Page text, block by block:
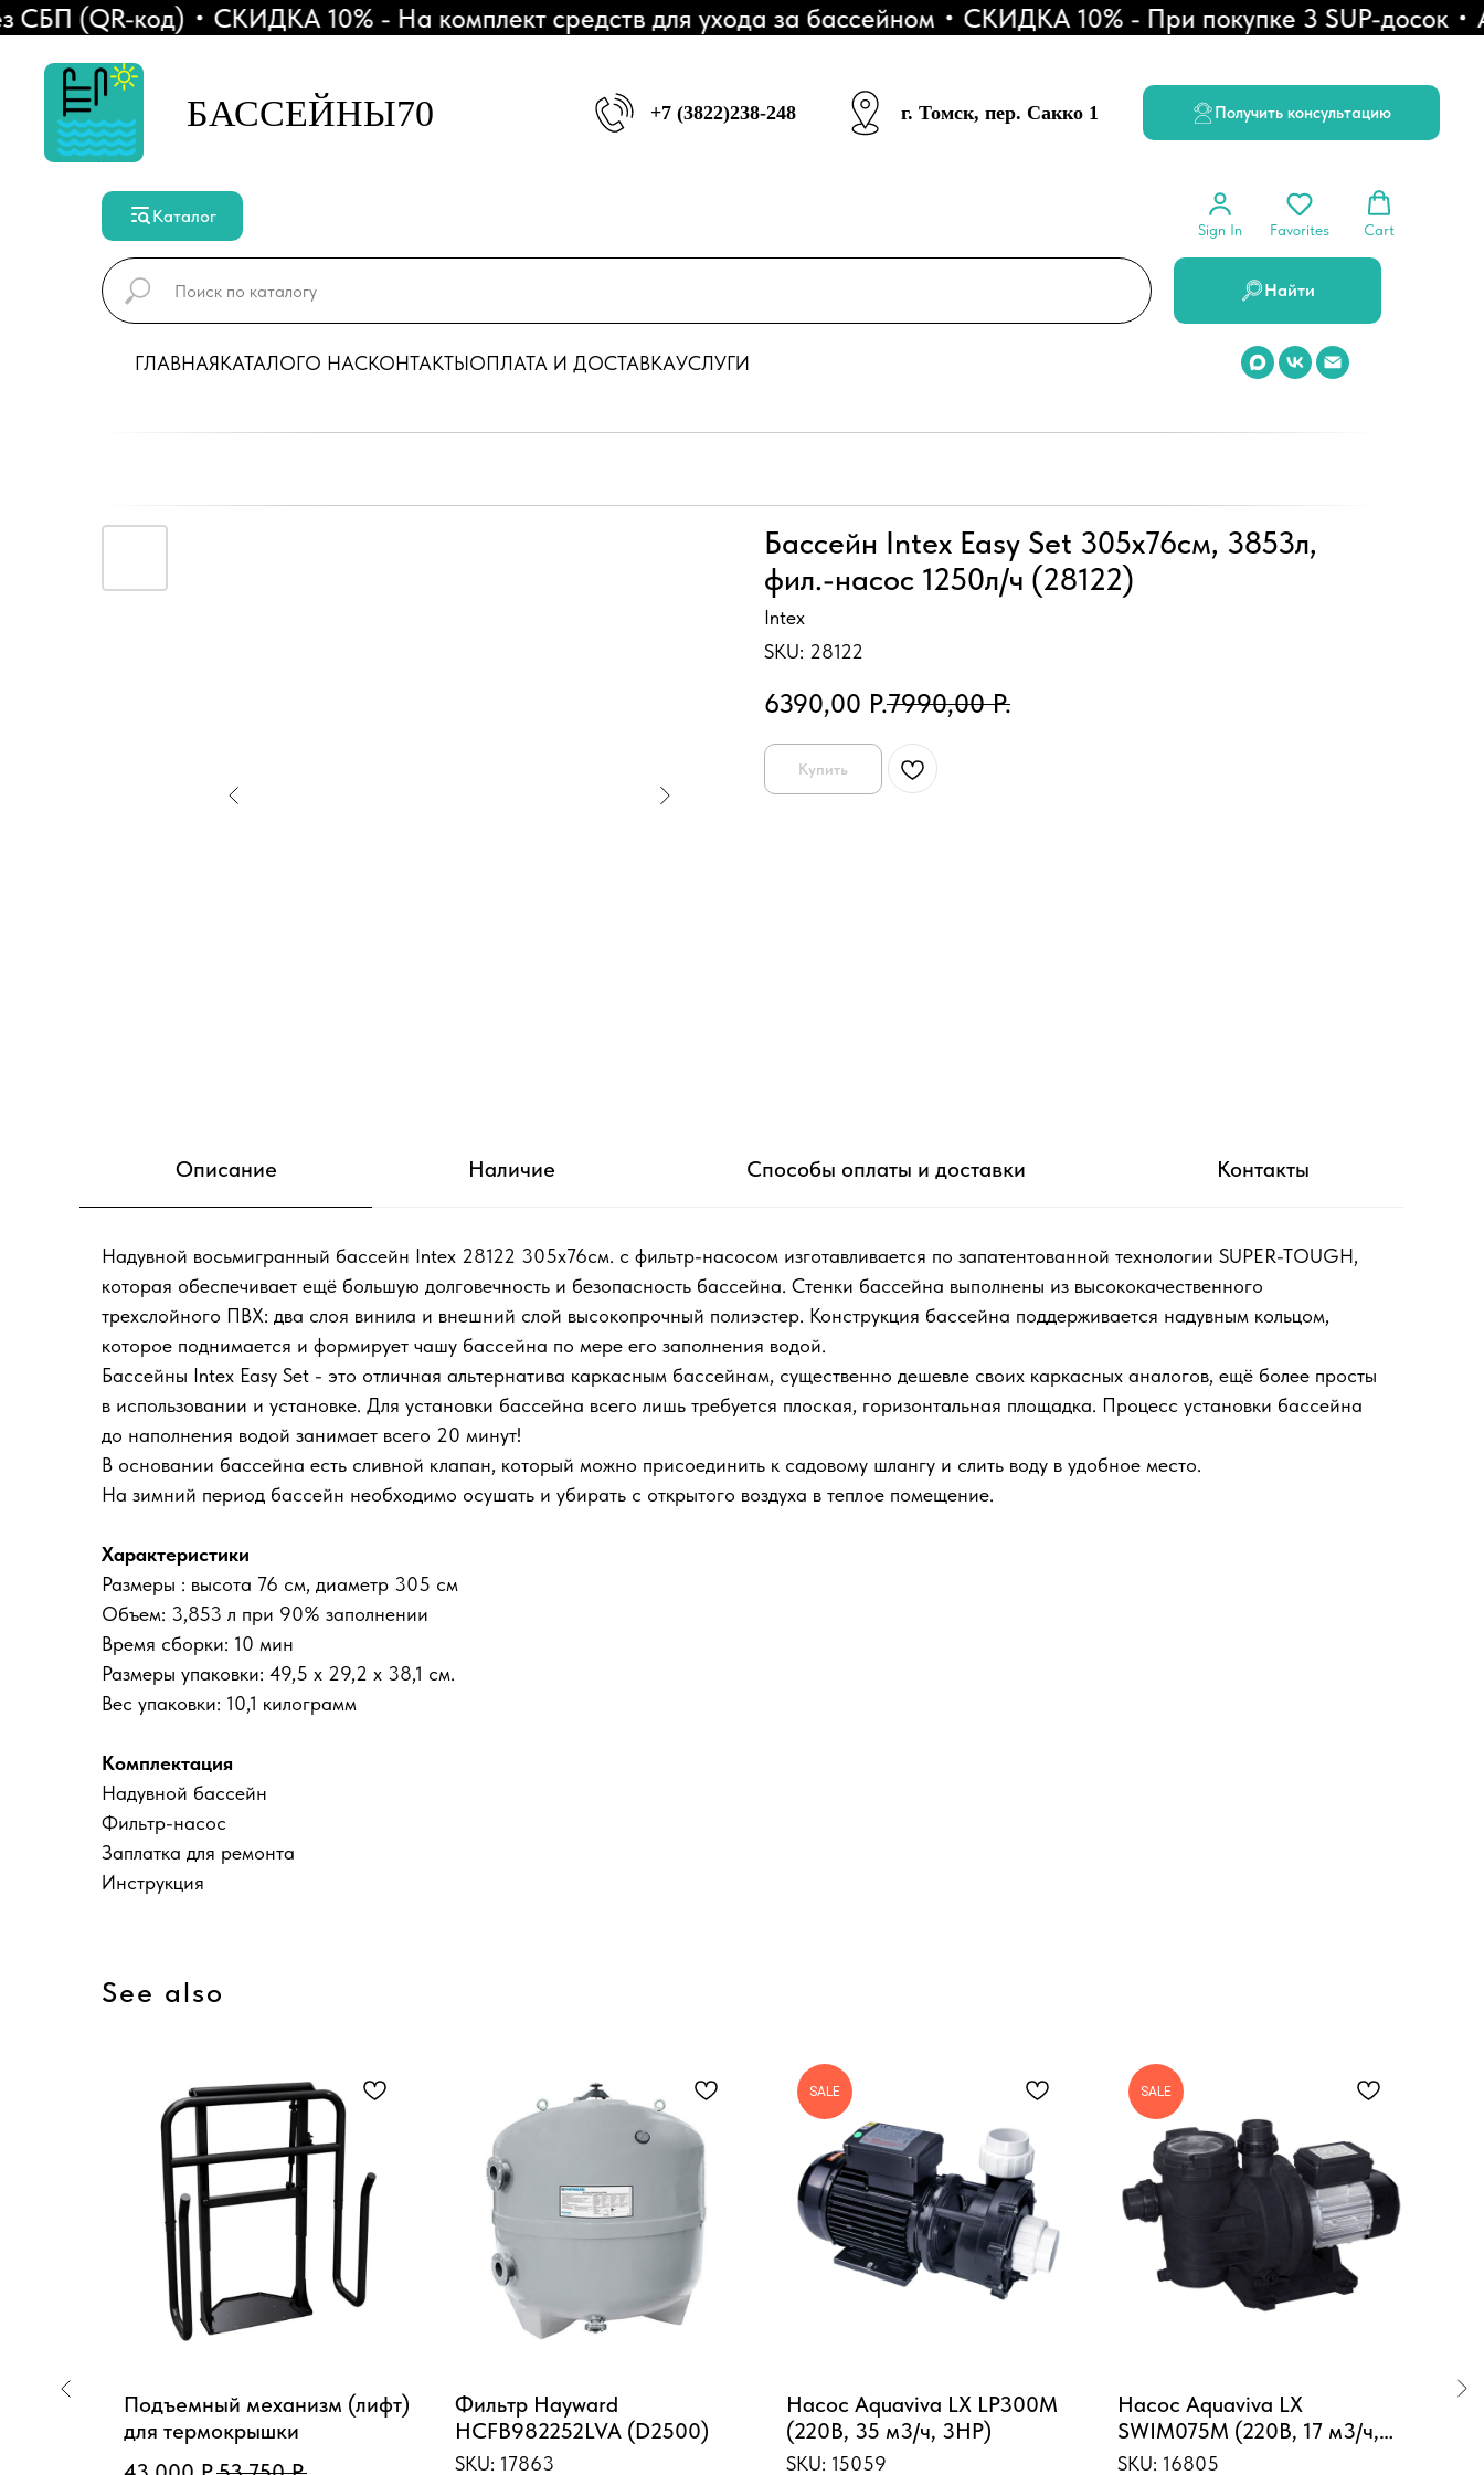
(QR-код) СКИДКА 10% - На комплект средств для ухода за бассейном СКИДКА 10% - При покупке 3 SUP-досок
БАССЕЙНЫ70 +7 (3822)238-248 г. Томск, пер. Сакко 1 Получить консультацию
Каталог
Sign In Favorites Cart
Найти
ГЛАВНАЯКАТАЛОГО НАСКОНТАКТЫОПЛАТА И ДОСТАВКАУСЛУГИ
Бассейн Intex Easy Set 305х76см, 3853л,
фил.-насос 1250л/ч (28122)
Intex
SKU: 28122
6390,00 Р.7990,00 Р.
Купить
Описание Наличие Способы оплаты и доставки Контакты
Надувной восьмигранный бассейн Intex 28122 305х76см. с фильтр-насосом изготавливается по запатентованной технологии SUPER-TOUGH,
которая обеспечивает ещё большую долговечность и безопасность бассейна. Стенки бассейна выполнены из высококачественного
трехслойного ПВХ: два слоя винила и внешний слой высокопрочный полиэстер. Конструкция бассейна поддерживается надувным кольцом,
которое поднимается и формирует чашу бассейна по мере его заполнения водой.
Бассейны Intex Easy Set - это отличная альтернатива каркасным бассейнам, существенно дешевле своих каркасных аналогов, ещё более просты
в использовании и установке. Для установки бассейна всего лишь требуется плоская, горизонтальная площадка. Процесс установки бассейна
до наполнения водой занимает всего 20 минут!
В основании бассейна есть сливной клапан, который можно присоединить к садовому шлангу и слить воду в удобное место.
На зимний период бассейн необходимо осушать и убирать с открытого воздуха в теплое помещение.
Характеристики
Размеры : высота 76 см, диаметр 305 см
Объем: 3,853 л при 90% заполнении
Время сборки: 10 мин
Размеры упаковки: 49,5 х 29,2 х 38,1 см.
Вес упаковки: 10,1 килограмм
Комплектация
Надувной бассейн
Фильтр-насос
Заплатка для ремонта
Инструкция
See also
Подъемный механизм (лифт)
для термокрышки
Фильтр Hayward
HCFB982252LVA (D2500)
SKU: 17863
SALE
Насос Aquaviva LX LP300M
(220В, 35 м3/ч, 3HP)
SKU: 15059
SALE
Насос Aquaviva LX
SWIM075M (220В, 17 м3/ч,
1.2НР)
SKU: 16805